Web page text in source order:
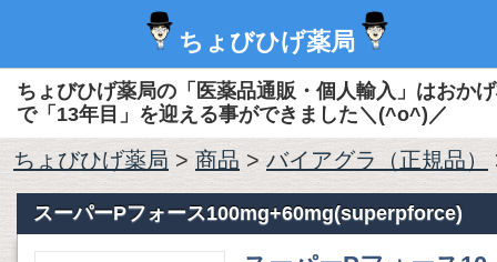
ちょびひげ薬局
ちょびひげ薬局の「医薬品通販・個人輸入」はおか
で「13年目」を迎える事ができました＼(^o^)／
ちょびひげ薬局 > 商品 > バイアグラ（正規品）
スーパーPフォース100mg+60mg(superpforce)